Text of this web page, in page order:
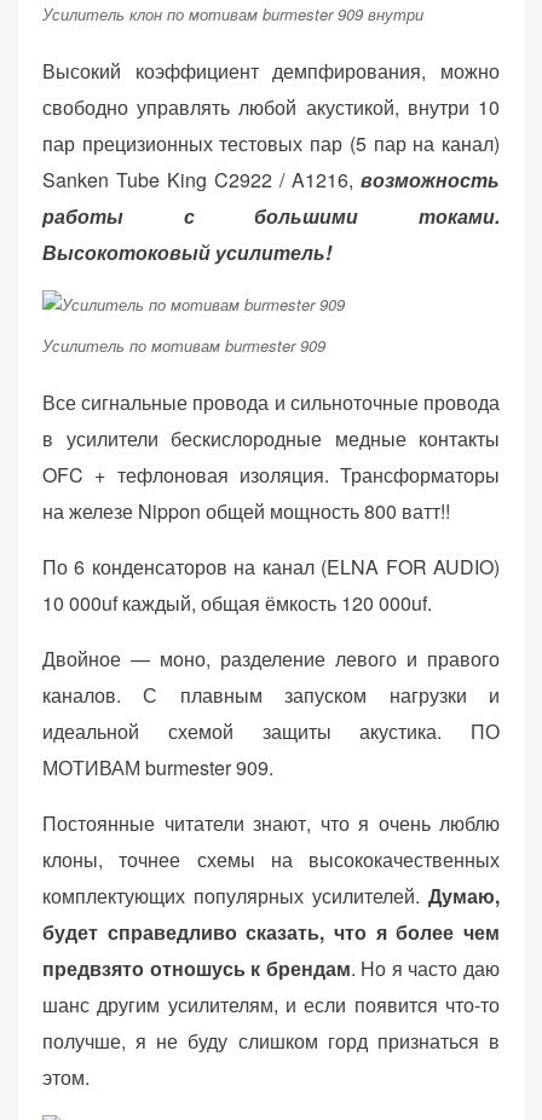
Усилитель клон по мотивам burmester 909 внутри
Высокий коэффициент демпфирования, можно
свободно управлять любой акустикой, внутри 10
пар прецизионных тестовых пар (5 пар на канал)
Sanken Tube King C2922 / A1216, возможность
работы с большими токами.
Высокотоковый усилитель!
Усилитель по мотивам burmester 909
Все сигнальные провода и сильноточные провода
в усилители бескислородные медные контакты
OFC + тефлоновая изоляция. Трансформаторы
на железе Nippon общей мощность 800 ватт!!
По 6 конденсаторов на канал (ELNA FOR AUDIO)
10 000uf каждый, общая ёмкость 120 000uf.
Двойное — моно, разделение левого и правого
каналов. С плавным запуском нагрузки и
идеальной схемой защиты акустика. ПО
МОТИВАМ burmester 909.
Постоянные читатели знают, что я очень люблю
клоны, точнее схемы на высококачественных
комплектующих популярных усилителей. Думаю,
будет справедливо сказать, что я более чем
предвзято отношусь к брендам. Но я часто даю
шанс другим усилителям, и если появится что-то
получше, я не буду слишком горд признаться в
этом.